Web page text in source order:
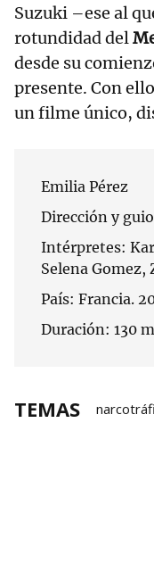
Suzuki –ese al
rotundidad del
desde su
presente. Con
un filme único,
Emilia Pérez
Dirección y
Intérpretes:
Selena Gomez,
País: Francia.
Duración: 130
TEMAS